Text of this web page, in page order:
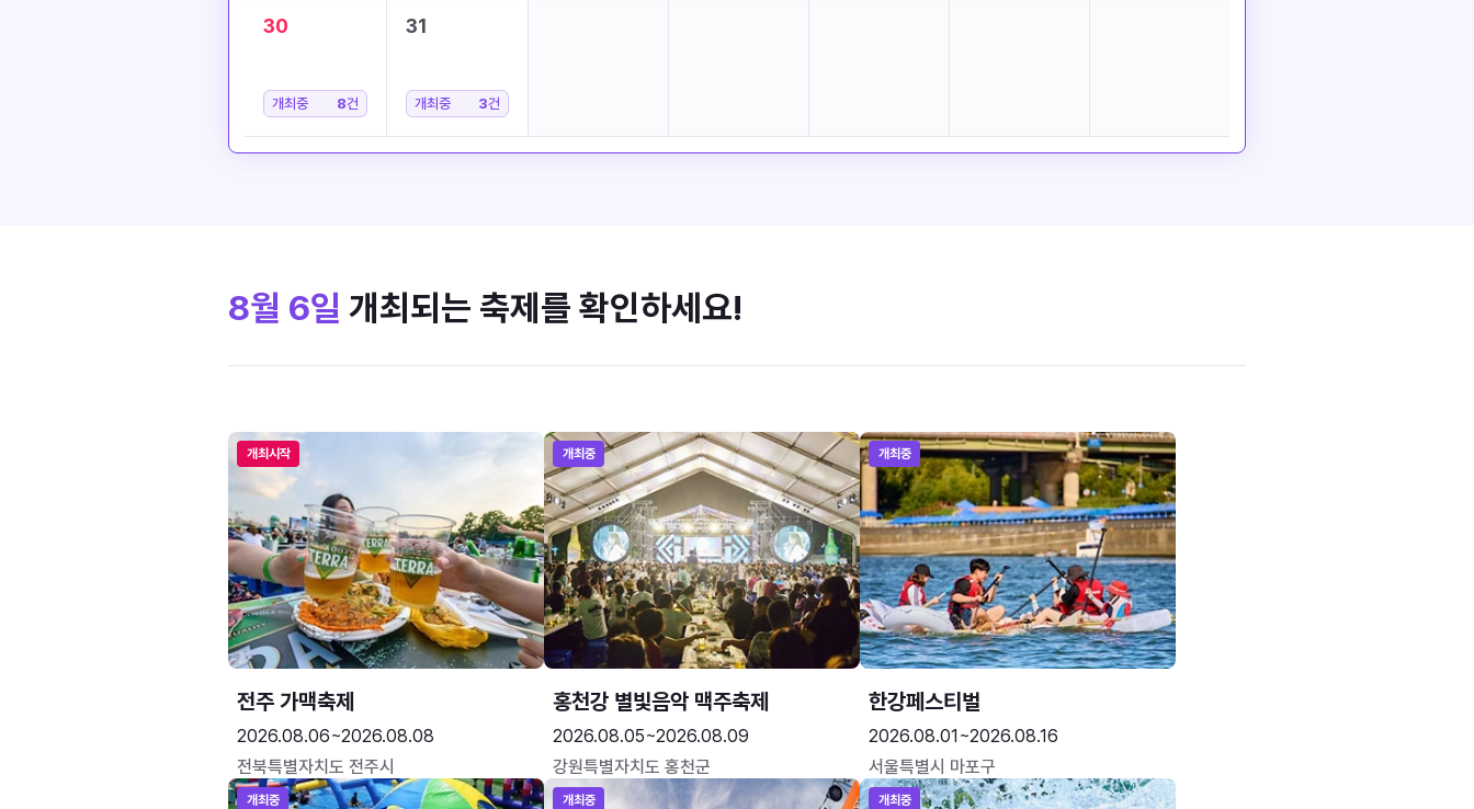
30
개최중 8건
31
개최중 3건
8월 6일 개최되는 축제를 확인하세요!
개최시작
전주 가맥축제
2026.08.06~2026.08.08
전북특별자치도 전주시
개최중
홍천강 별빛음악 맥주축제
2026.08.05~2026.08.09
강원특별자치도 홍천군
개최중
한강페스티벌
2026.08.01~2026.08.16
서울특별시 마포구
개최중 개최중 개최중